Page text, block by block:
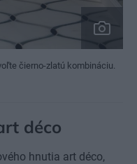
čierno-zlatú kombináciu.
déco
hnutia art déco,